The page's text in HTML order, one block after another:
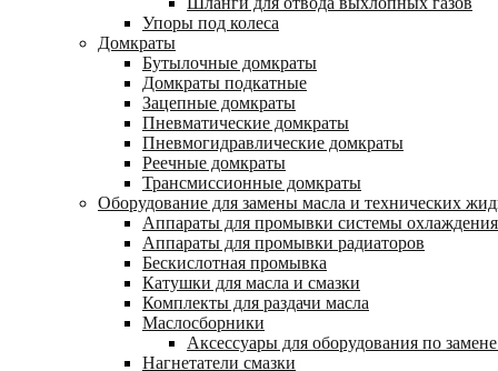
Упоры под колеса
Домкраты
Бутылочные домкраты
Домкраты подкатные
Зацепные домкраты
Пневматические домкраты
Пневмогидравлические домкраты
Реечные домкраты
Трансмиссионные домкраты
Оборудование для замены масла и технических
Аппараты для промывки системы охлаждения
Аппараты для промывки радиаторов
Бескислотная промывка
Катушки для масла и смазки
Комплекты для раздачи масла
Маслосборники
Аксессуары для оборудования по
Нагнетатели смазки